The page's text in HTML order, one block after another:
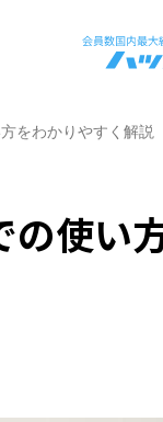
をわかりやすく解説
の使い